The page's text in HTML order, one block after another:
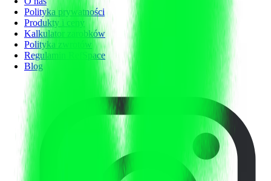
Polityka prywatności
Produkty i ceny
Kalkulator zarobków
Polityka zwrotów
Regulamin RefSpace
Blog